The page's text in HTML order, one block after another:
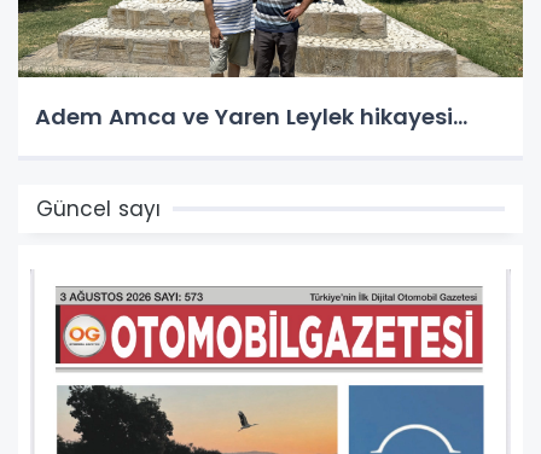
Adem Amca ve Yaren Leylek hikayesi...
Güncel sayı